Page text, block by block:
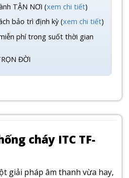
TẬN NƠI (xem chi tiết)
bảo trì định kỳ (xem chi tiết)
phí trong suốt thời gian
ĐỜI
cháy ITC TF-
giải pháp âm thanh vừa hay,